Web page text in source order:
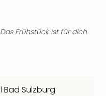
Frühstück ist für dich
Bad Sulzburg